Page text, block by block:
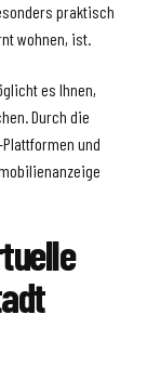
praktisch
wohnen, ist.
es Ihnen,
Durch die
und